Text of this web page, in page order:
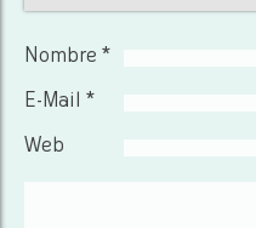
Nombre *
E-Mail *
Web